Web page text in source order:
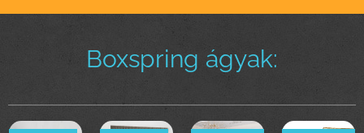
Boxspring ágyak: